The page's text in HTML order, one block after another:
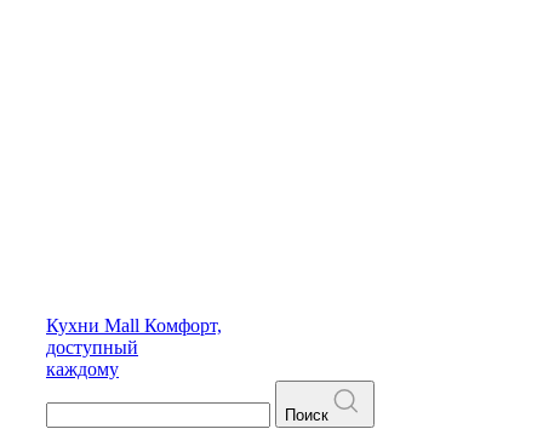
Кухни Mall Комфорт,
доступный
каждому
Поиск